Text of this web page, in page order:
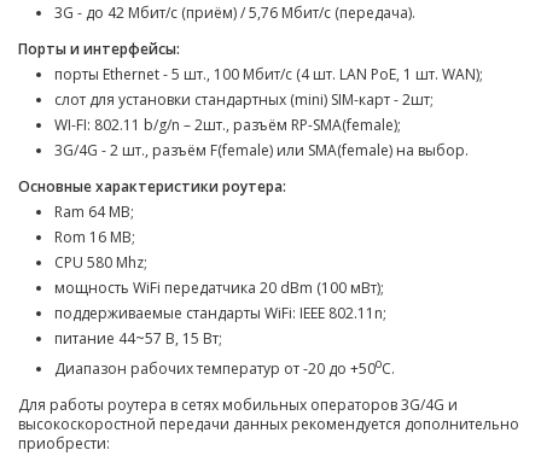
3G - до 42 Мбит/с (приём) / 5,76 Мбит/с (передача).
Порты и интерфейсы:
порты Ethernet - 5 шт., 100 Мбит/с (4 шт. LAN PoE, 1 шт. WAN);
слот для установки стандартных (mini) SIM-карт - 2шт;
WI-FI: 802.11 b/g/n – 2шт., разъём RP-SMA(female);
3G/4G - 2 шт., разъём F(female) или SMA(female) на выбор.
Основные характеристики роутера:
Ram 64 MB;
Rom 16 MB;
CPU 580 Mhz;
мощность WiFi передатчика 20 dBm (100 мВт);
поддерживаемые стандарты WiFi: IEEE 802.11n;
питание 44~57 В, 15 Вт;
Диапазон рабочих температур от -20 до +50оС.
Для работы роутера в сетях мобильных операторов 3G/4G и
высокоскоростной передачи данных рекомендуется дополнительно
приобрести: